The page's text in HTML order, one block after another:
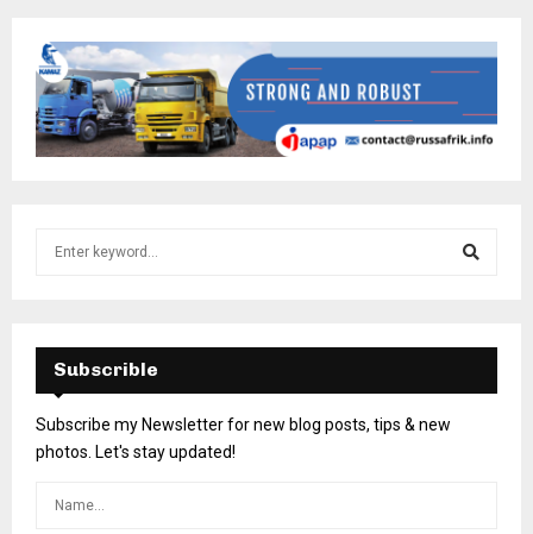
Subscrible
Subscribe my Newsletter for new blog posts, tips & new
photos. Let's stay updated!